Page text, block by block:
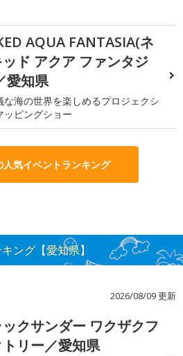
AQUA FANTASIA(ネ
ド アクア ファンタジ
愛知県
な海の世界を楽しめるプロジェクシ
ッピングショー
人気イベントランキング
ング【愛知県】
2026/08/09 更新
クサンダー ワクザクフ
トリー／愛知県